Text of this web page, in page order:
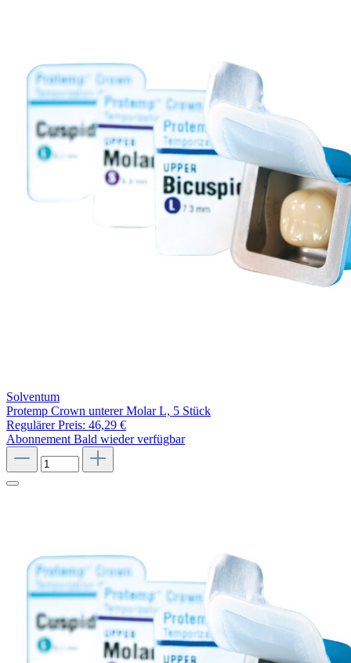
Solventum
Protemp Crown unterer Molar L, 5 Stück
Regulärer Preis: 46,29 €
Abonnement Bald wieder verfügbar